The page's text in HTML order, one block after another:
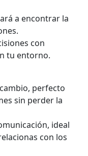
a encontrar la
con
tu entorno.
perfecto
sin perder la
ideal
con los